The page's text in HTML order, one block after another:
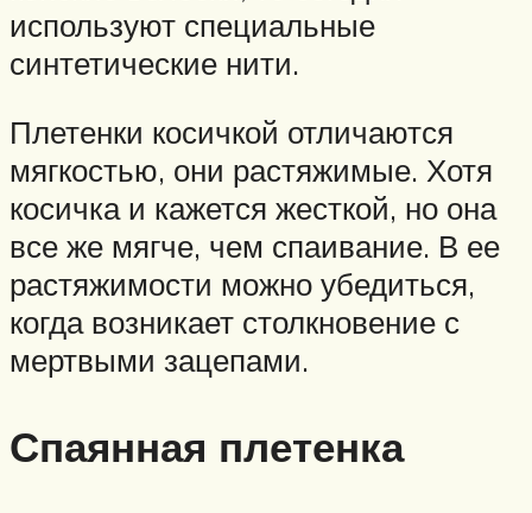
используют специальные
синтетические нити.
Плетенки косичкой отличаются
мягкостью, они растяжимые. Хотя
косичка и кажется жесткой, но она
все же мягче, чем спаивание. В ее
растяжимости можно убедиться,
когда возникает столкновение с
мертвыми зацепами.
Спаянная плетенка